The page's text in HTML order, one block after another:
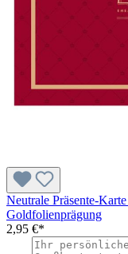
Neutrale Präsente-
Goldfolienprägung
2,95 €*